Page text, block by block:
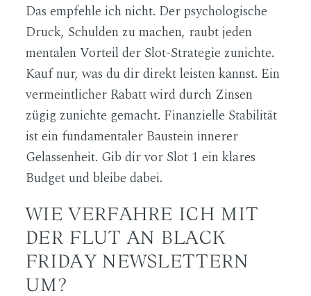
Das empfehle ich nicht. Der psychologische
Druck, Schulden zu machen, raubt jeden
mentalen Vorteil der Slot-Strategie zunichte.
Kauf nur, was du dir direkt leisten kannst. Ein
vermeintlicher Rabatt wird durch Zinsen
zügig zunichte gemacht. Finanzielle Stabilität
ist ein fundamentaler Baustein innerer
Gelassenheit. Gib dir vor Slot 1 ein klares
Budget und bleibe dabei.
WIE VERFAHRE ICH MIT
DER FLUT AN BLACK
FRIDAY NEWSLETTERN
UM?